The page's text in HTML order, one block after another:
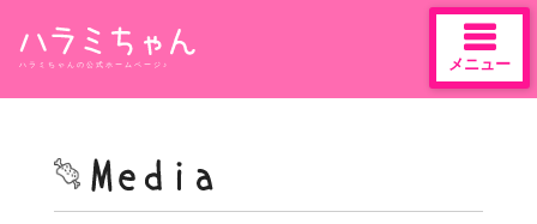
content
ハラミちゃんの公式ホームページ♪ メニュー